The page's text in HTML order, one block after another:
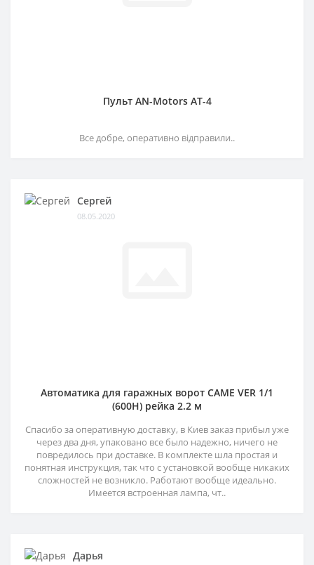
Пульт AN-Motors AT-4
Все добре, оперативно відправили..
Сергей
08.05.2020
Автоматика для гаражных ворот CAME VER 1/1
(600H) рейка 2.2 м
Спасибо за оперативную доставку, в Киев заказ прибыл уже
через два дня, упаковано все было надежно, ничего не
повредилось при доставке. В комплекте шла простая и
понятная инструкция, так что с установкой вообще никаких
сложностей не возникло. Работают вообще идеально.
Имеется встроенная лампа, чт..
Дарья